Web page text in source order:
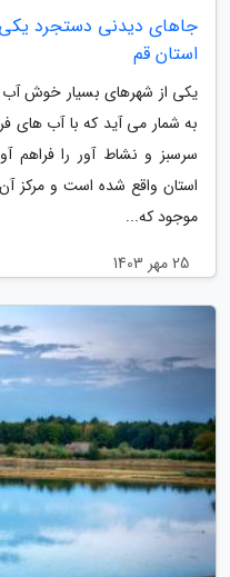
جاهای دیدنی دستجرد
استان قم
یکی از شهرهای بسیار خوش آب
به شمار می آید که با آب های
سرسبز و نشاط آور را
استان واقع شده است و مرکز
موجود که...
25 مهر 1403